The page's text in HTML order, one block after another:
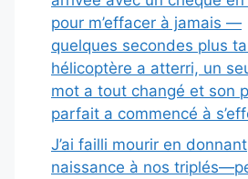
pour m’effacer à jamais —
quelques secondes plus
hélicoptère a atterri, un
mot a tout changé et son
parfait a commencé à
J’ai failli mourir en donnant
naissance à nos